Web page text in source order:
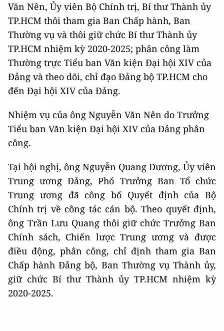
Văn Nên, Ủy viên Bộ Chính trị, Bí thư Thành ủy
TP.HCM thôi tham gia Ban Chấp hành, Ban
Thường vụ và thôi giữ chức Bí thư Thành ủy
TP.HCM nhiệm kỳ 2020-2025; phân công làm
Thường trực Tiểu ban Văn kiện Đại hội XIV của
Đảng và theo dõi, chỉ đạo Đảng bộ TP.HCM cho
đến Đại hội XIV của Đảng.
Nhiệm vụ của ông Nguyễn Văn Nên do Trưởng
Tiểu ban Văn kiện Đại hội XIV của Đảng phân
công.
Tại hội nghị, ông Nguyễn Quang Dương, Ủy viên
Trung ương Đảng, Phó Trưởng Ban Tổ chức
Trung ương đã công bố Quyết định của Bộ
Chính trị về công tác cán bộ. Theo quyết định,
ông Trần Lưu Quang thôi giữ chức Trưởng Ban
Chính sách, Chiến lược Trung ương và được
điều động, phân công, chỉ định tham gia Ban
Chấp hành Đảng bộ, Ban Thường vụ Thành ủy,
giữ chức Bí thư Thành ủy TP.HCM nhiệm kỳ
2020-2025.